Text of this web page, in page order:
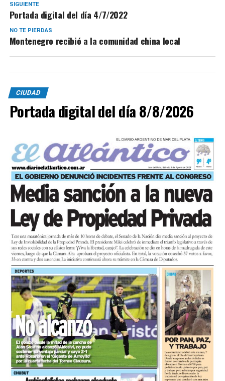
SIGUIENTE
Portada digital del día 4/7/2022
NO TE PIERDAS
Montenegro recibió a la comunidad china local
CIUDAD
Portada digital del día 8/8/2026